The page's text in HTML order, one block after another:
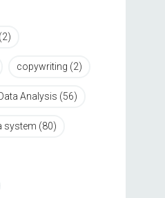
(2)
copywriting (2)
Analysis (56)
system (80)